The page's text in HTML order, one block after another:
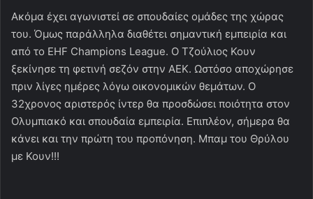
Ακόμα έχει αγωνιστεί σε σπουδαίες ομάδες της χώρας
του. Όμως παράλληλα διαθέτει σημαντική εμπειρία και
από το EHF Champions League. Ο Τζούλιος Κουν
ξεκίνησε τη φετινή σεζόν στην ΑΕΚ. Ωστόσο αποχώρησε
πριν λίγες ημέρες λόγω οικονομικών θεμάτων. Ο
32χρονος αριστερός ίντερ θα προσδώσει ποιότητα στον
Ολυμπιακό και σπουδαία εμπειρία. Επιπλέον, σήμερα θα
κάνει και την πρώτη του προπόνηση. Μπαμ του Θρύλου
με Κουν!!!